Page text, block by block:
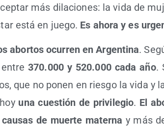
más dila­cio­nes: la vida de
está en jue­go. Es aho­ra y es
abor­tos ocu­rren en Argen­ti­na.
entre370.000 y 520.000 cada año.
que no ponen en ries­go la vida y
una cues­tión de pri­vi­le­gio. El
de muer­te mater­na y más